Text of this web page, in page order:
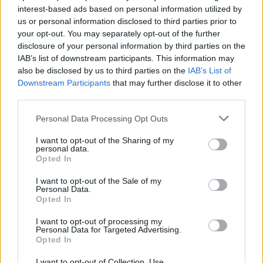
interest-based ads based on personal information utilized by
us or personal information disclosed to third parties prior to
your opt-out. You may separately opt-out of the further
disclosure of your personal information by third parties on the
IAB’s list of downstream participants. This information may
also be disclosed by us to third parties on the IAB’s List of
Downstream Participants that may further disclose it to other
Personal Data Processing Opt Outs
I want to opt-out of the Sharing of my
personal data.
Opted In
I want to opt-out of the Sale of my
Personal Data.
Opted In
I want to opt-out of processing my
Personal Data for Targeted Advertising.
Opted In
un'attività di servizi, la localizzazione conta meno;
pesano invece di più gli aspetti organizzativi: come si
gestisce l'agenda, come si erogano i servizi, quali
strumenti tecnologici si usano. Perun ecommerce, il
cuore è altrove: piattaforma, gestione del magazzino,
logistica delle spedizioni, politiche di reso. Per
un'attività produttiva, vanno descritti i processi
produttivi, i tempi di lavorazione, la gestione delle
Le risorse umane vanno specificate sin dalla fase
mesi? Si parte da soli o con un team? Si lavora con
dipendenti o con collaboratori a partita IVA? Questi
aspetti hanno un impatto diretto sul piano economico,
quindi vanno definiti prima di passare ai numeri.